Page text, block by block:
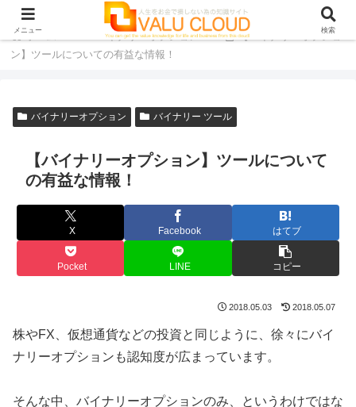
ホーム バイナリーオプション
【バイナリーオプショ
ン】ツールについての有益な情報！
バイナリーオプション バイナリー ツール
【バイナリーオプション】ツールについて
の有益な情報！
X Facebook はてブ
Pocket LINE コピー
2018.05.03 2018.05.07
株やFX、仮想通貨などの投資と同じように、徐々にバイ
ナリーオプションも認知度が広まっています。
そんな中、バイナリーオプションのみ、というわけではな
メニュー 検索